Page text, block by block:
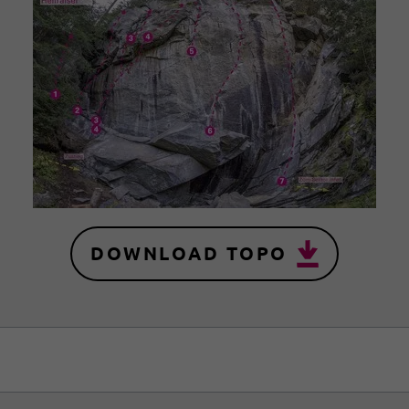
DOWNLOAD TOPO